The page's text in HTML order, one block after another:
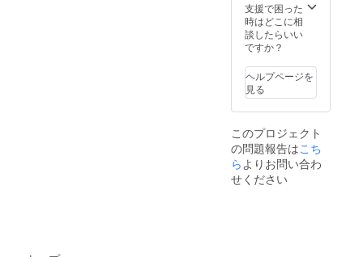
支援で困った
時はどこに相
談したらいい
ですか？
ヘルプページを
見る
このプロジェクト
の問題報告はこち
らよりお問い合わ
せください